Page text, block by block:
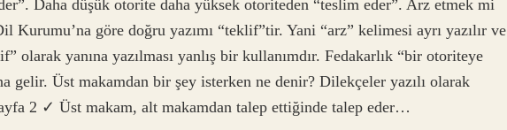
Daha düşük otorite daha yüksek otoriteden “teslim eder”. Arz etmek mi
Kurumu’na göre doğru yazımı “teklif”tir. Yani “arz” kelimesi ayrı yazılır ve
olarak yanına yazılması yanlış bir kullanımdır. Fedakarlık “bir otoriteye
gelir. Üst makamdan bir şey isterken ne denir? Dilekçeler yazılı olarak
2 ✓ Üst makam, alt makamdan talep ettiğinde talep eder…